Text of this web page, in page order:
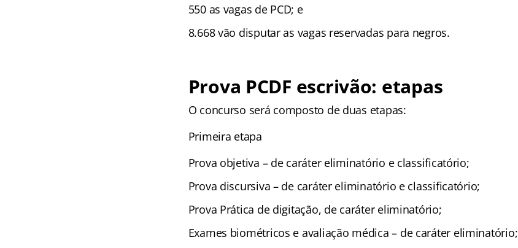
550 as vagas de PCD; e
8.668 vão disputar as vagas reservadas para negros.
Prova PCDF escrivão: etapas
O concurso será composto de duas etapas:
Primeira etapa
Prova objetiva – de caráter eliminatório e classificatório;
Prova discursiva – de caráter eliminatório e classificatório;
Prova Prática de digitação, de caráter eliminatório;
Exames biométricos e avaliação médica – de caráter eliminatório;